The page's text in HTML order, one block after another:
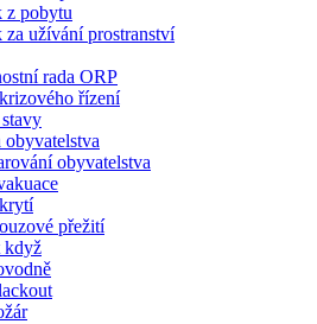
z pobytu
za užívání prostranství
rada ORP
řízení
obyvatelstva
obyvatelstva
přežití
když